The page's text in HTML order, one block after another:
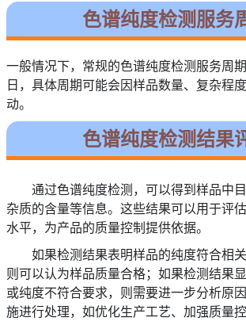
色谱纯度检测服务
一般情况下，常规的色谱纯度检测服务周
日，具体周期可能会因样品数量、复杂程
动。
色谱纯度检测结果
通过色谱纯度检测，可以得到样品中
杂质的含量等信息。这些结果可以用于评
水平，为产品的质量控制提供依据。
如果检测结果表明样品的纯度符合相
则可以认为样品质量合格；如果检测结果
或纯度不符合要求，则需要进一步分析原
施进行处理，如优化生产工艺、加强质量控